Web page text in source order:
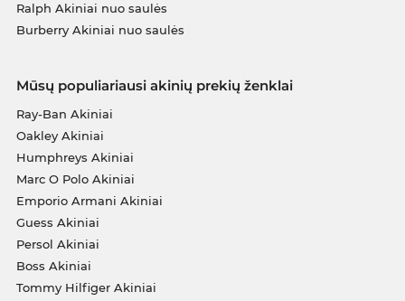
Ralph Akiniai nuo saulės
Burberry Akiniai nuo saulės
Mūsų populiariausi akinių prekių ženklai
Ray-Ban Akiniai
Oakley Akiniai
Humphreys Akiniai
Marc O Polo Akiniai
Emporio Armani Akiniai
Guess Akiniai
Persol Akiniai
Boss Akiniai
Tommy Hilfiger Akiniai